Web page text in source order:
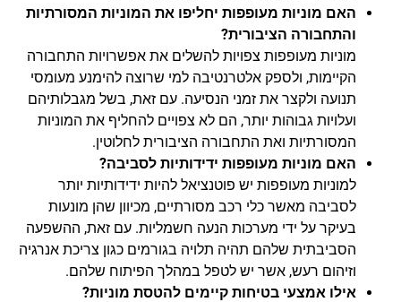
האם מוניות מעופפות יחליפו את המוניות המסורתיות
והתחבורה הציבורית?
מוניות מעופפות צפויות להשלים את אפשרויות התחבורה
הקיימות, ולספק אלטרנטיבה למי שרוצה להימנע מעומסי
תנועה ולקצר את זמני הנסיעה. עם זאת, בשל מגבלותיהם
ועלויות גבוהות יותר, הם לא צפויים להחליף את המוניות
המסורתיות ואת התחבורה הציבורית לחלוטין.
האם מוניות מעופפות ידידותיות לסביבה?
למוניות מעופפות יש פוטנציאל להיות ידידותיות יותר
לסביבה מאשר כלי רכב מסורתיים, מכיוון שהן מונעות
בעיקר על ידי מערכות הנעה חשמליות. עם זאת, ההשפעה
הסביבתית שלהם תהיה תלויה בגורמים כגון צריכת אנרגיה
וזיהום רעש, אשר יש לטפל במהלך הפיתוח שלהם.
אילו אמצעי בטיחות קיימים להטסת מוניות?